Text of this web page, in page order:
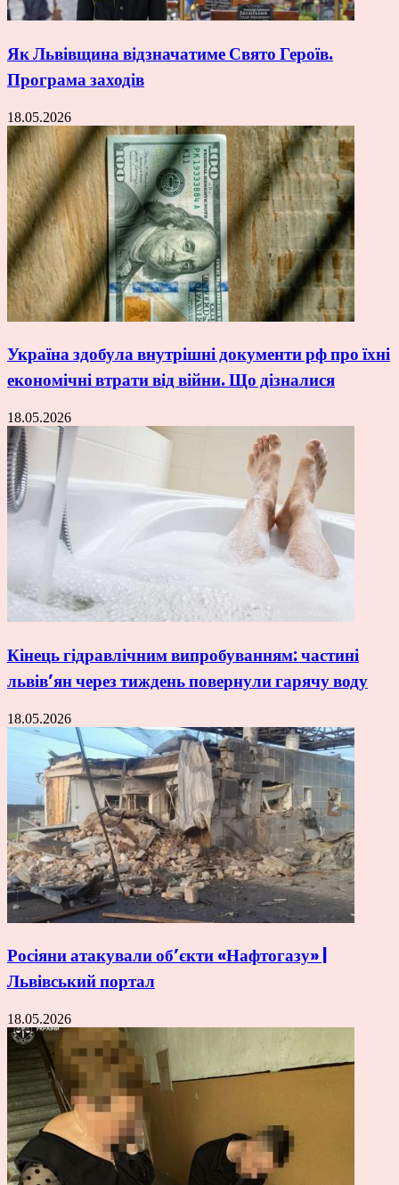
Як Львівщина відзначатиме Свято Героїв.
Програма заходів
18.05.2026
Україна здобула внутрішні документи рф про їхні
економічні втрати від війни. Що дізналися
18.05.2026
Кінець гідравлічним випробуванням: частині
львів’ян через тиждень повернули гарячу воду
18.05.2026
Росіяни атакували об’єкти «Нафтогазу» |
Львівський портал
18.05.2026